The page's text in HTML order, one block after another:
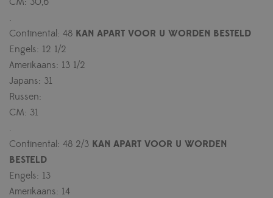
.
Continental: 48 KAN APART VOOR U WORDEN BESTELD
Engels: 12 1/2
Amerikaans: 13 1/2
Japans: 31
Russen:
CM: 31
.
Continental: 48 2/3 KAN APART VOOR U WORDEN
BESTELD
Engels: 13
Amerikaans: 14